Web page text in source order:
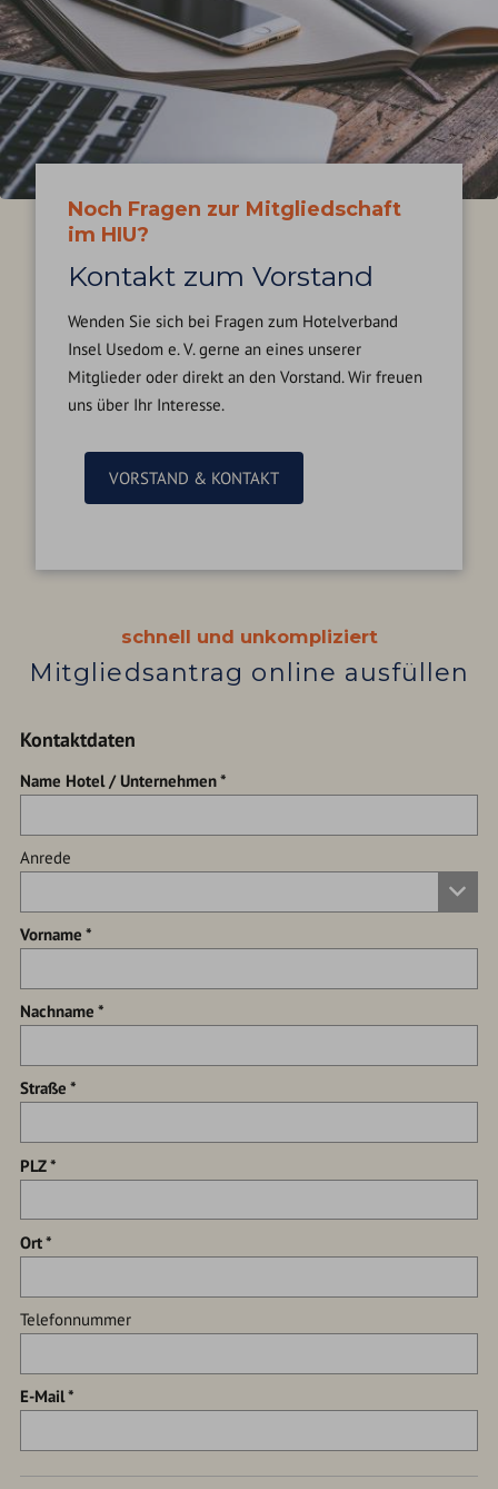
Noch Fragen zur Mitgliedschaft
im HIU?
Kontakt zum Vorstand
Wenden Sie sich bei Fragen zum Hotelverband
Insel Usedom e. V. gerne an eines unserer
Mitglieder oder direkt an den Vorstand. Wir freuen
uns über Ihr Interesse.
VORSTAND & KONTAKT
schnell und unkompliziert
Mitgliedsantrag online ausfüllen
Kontaktdaten
Name Hotel / Unternehmen
Anrede
Vorname
Nachname
Straße
PLZ
Ort
Telefonnummer
E-Mail